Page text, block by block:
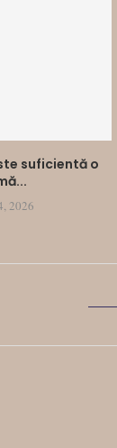
suficientă o
2026